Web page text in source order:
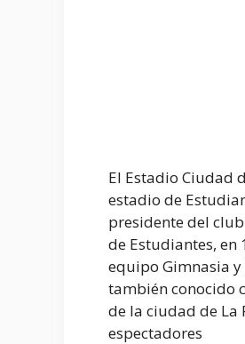
El Estadio Ciudad
estadio de
presidente del
de Estudiantes, en
equipo Gimnasia y
también conocido
de la ciudad de
espectadores